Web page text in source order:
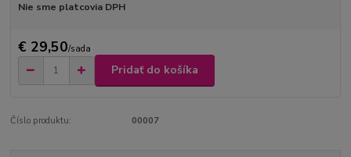
Nie sme platcovia DPH
€ 29,50/sada
Pridať do košíka
Číslo produktu: 00007